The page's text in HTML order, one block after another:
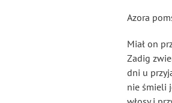
Azora
Miał on
Zadig
dni u
nie śmieli